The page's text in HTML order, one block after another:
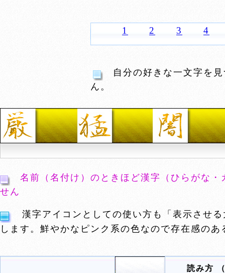
1 2 3 4
自分の好きな一文字を見
ん。
名前（名付け）のときほど漢字（ひらがな
せん
漢字アイコンとしての使い方も「表示させ
します。鮮やかなピンク系の色なので存在感の
読み方